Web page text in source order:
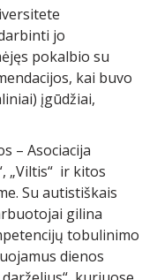
jo
pokalbio su
kai buvo
įgūdžiai,
– Asociacija
„Viltis“ ir kitos
Su autistiškais
gilina
tobulinimo
dienos